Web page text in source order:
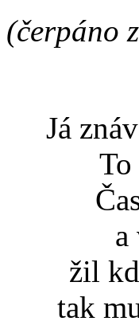
(čerpáno
Já
a
žil
tak